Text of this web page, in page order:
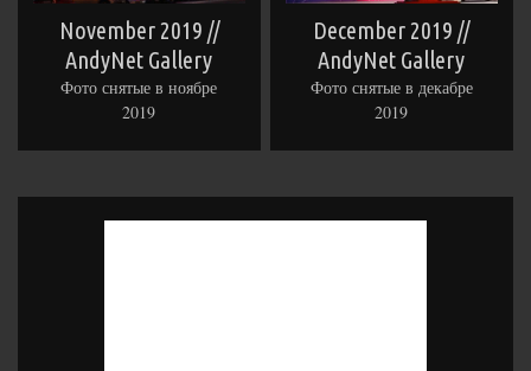
November 2019 //
AndyNet Gallery
Фото снятые в ноябре
2019
December 2019 //
AndyNet Gallery
Фото снятые в декабре
2019